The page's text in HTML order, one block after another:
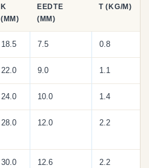
K
(MM)
EEDTE
(MM)
T (KG/M)
18.5 7.5 0.8
22.0 9.0 1.1
24.0 10.0 1.4
28.0 12.0 2.2
30.0 12.6 2.2